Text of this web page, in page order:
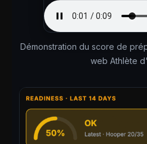
Démonstration du score de
web Athlète